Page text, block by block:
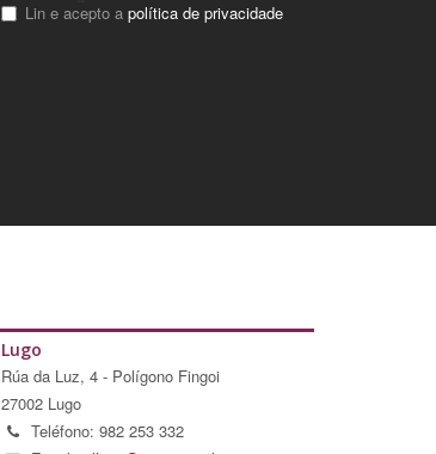
Lin e acepto a política de privacidade
Lugo
Rúa da Luz, 4 - Polígono Fingoi
27002 Lugo
Teléfono: 982 253 332